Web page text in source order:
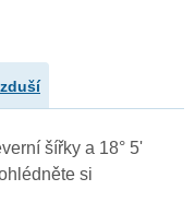
šířky a 18° 5'
si